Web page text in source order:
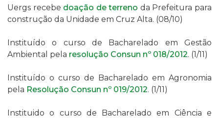
Uergs recebe doação de terreno da Prefeitura para
construção da Unidade em Cruz Alta. (08/10)
Instituído o curso de Bacharelado em Gestão
Ambiental pela resolução Consun nº 018/2012. (1/11)
Instituído o curso de Bacharelado em Agronomia
pela Resolução Consun nº 019/2012. (1/11)
Instituido o curso de Bacharelado em Ciência e